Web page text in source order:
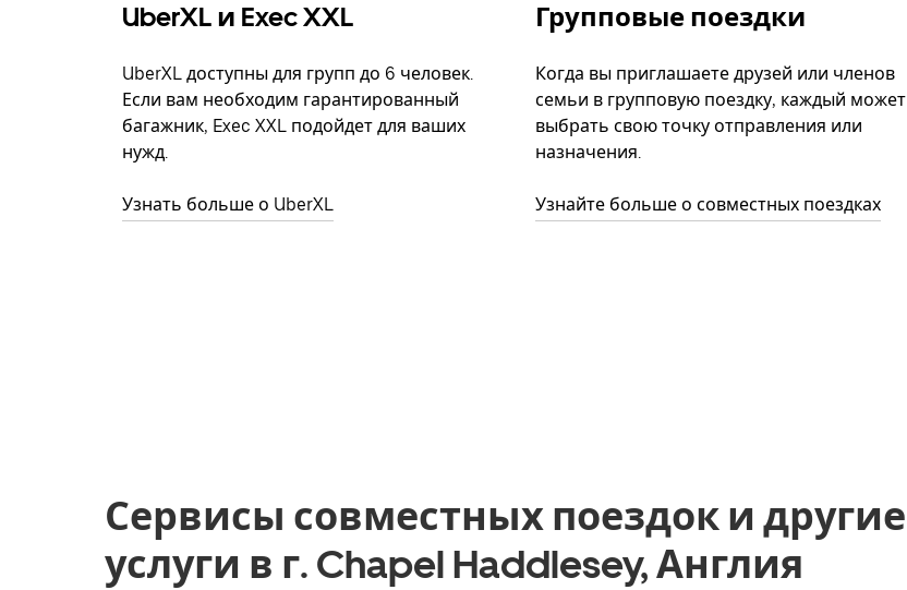
UberXL и Exec XXL
UberXL доступны для групп до 6 человек.
Если вам необходим гарантированный
багажник, Exec XXL подойдет для ваших
нужд.
Узнать больше о UberXL
Групповые поездки
Когда вы приглашаете друзей или членов
семьи в групповую поездку, каждый может
выбрать свою точку отправления или
назначения.
Узнайте больше о совместных поездках
Сервисы совместных поездок и другие
услуги в г. Chapel Haddlesey, Англия